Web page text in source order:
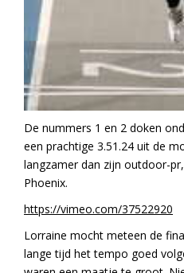
De nummers 1 en 2 doken
een prachtige 3.51.24 uit de
langzamer dan zijn outdoor-
Phoenix.
https://vimeo.com/37522920
Lorraine mocht meteen de
lange tijd het tempo goed